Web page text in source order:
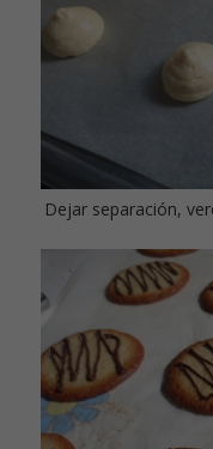
Dejar separación,